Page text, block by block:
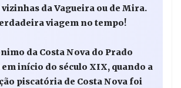
da Vagueira ou de Mira.
viagem no tempo!
da Costa Nova do Prado
início do século XIX, quando a
piscatória de Costa Nova foi